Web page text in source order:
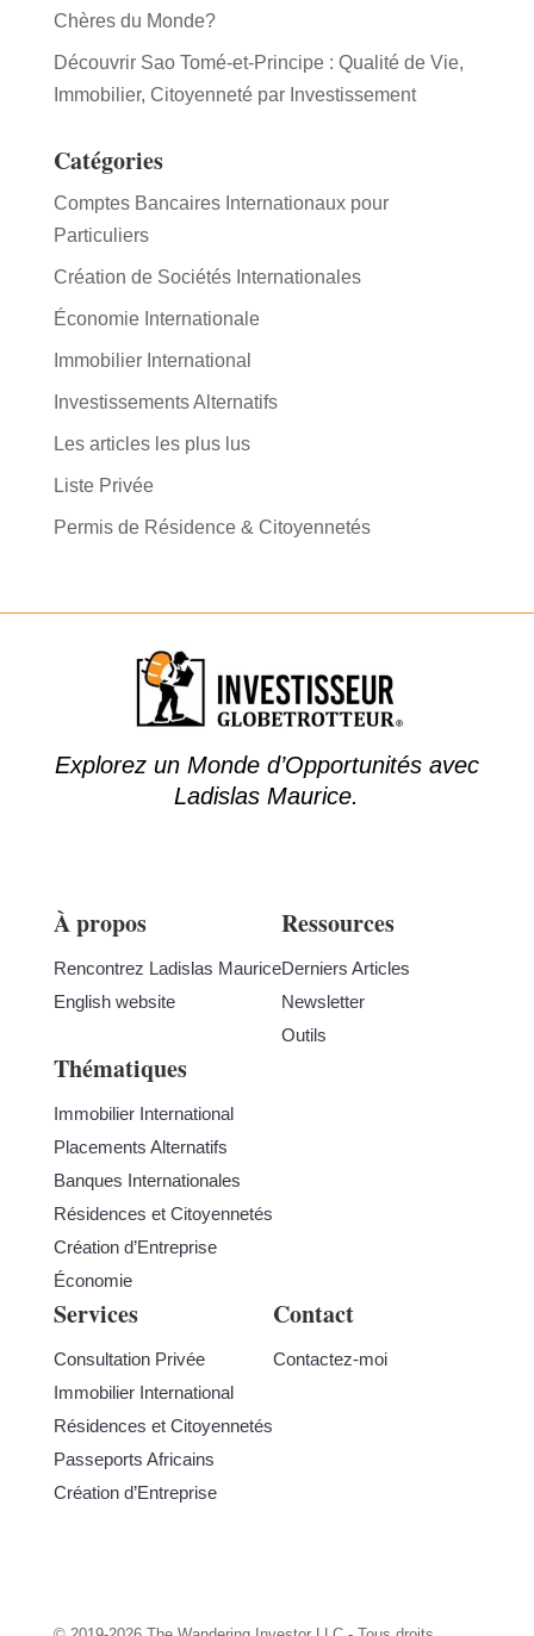
Chères du Monde?
Découvrir Sao Tomé-et-Principe : Qualité de Vie,
Immobilier, Citoyenneté par Investissement
Catégories
Comptes Bancaires Internationaux pour
Particuliers
Création de Sociétés Internationales
Économie Internationale
Immobilier International
Investissements Alternatifs
Les articles les plus lus
Liste Privée
Permis de Résidence & Citoyennetés
Explorez un Monde d’Opportunités avec
Ladislas Maurice.
À propos
Rencontrez Ladislas Maurice
English website
Ressources
Derniers Articles
Newsletter
Outils
Thématiques
Immobilier International
Placements Alternatifs
Banques Internationales
Résidences et Citoyennetés
Création d’Entreprise
Économie
Services
Consultation Privée
Immobilier International
Résidences et Citoyennetés
Passeports Africains
Création d’Entreprise
Contact
Contactez-moi